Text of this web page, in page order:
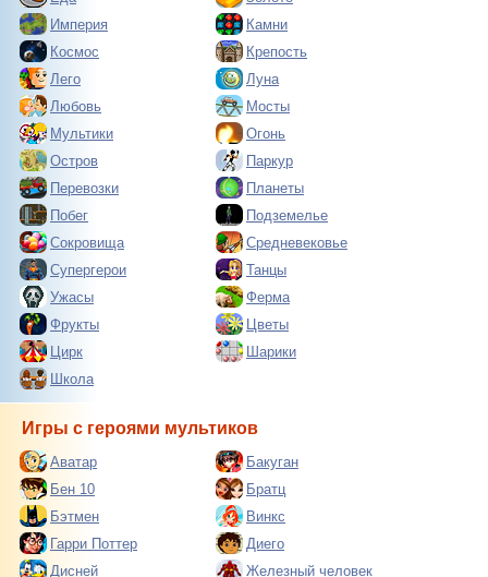
Империя
Камни
Космос
Крепость
Лего
Луна
Любовь
Мосты
Мультики
Огонь
Остров
Паркур
Перевозки
Планеты
Побег
Подземелье
Сокровища
Средневековье
Супергерои
Танцы
Ужасы
Ферма
Фрукты
Цветы
Цирк
Шарики
Школа
Игры с героями мультиков
Аватар
Бакуган
Бен 10
Братц
Бэтмен
Винкс
Гарри Поттер
Диего
Дисней
Железный человек